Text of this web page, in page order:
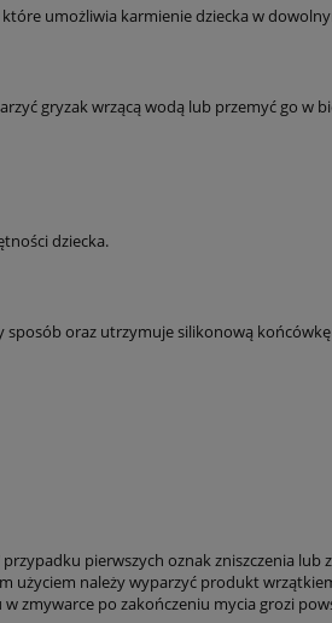
umożliwia karmienie dziecka w
gryzak wrzącą wodą lub przemyć go w
dziecka.
oraz utrzymuje silikonową
pierwszych oznak zniszczenia lub
użyciem należy wyparzyć produkt
zmywarce po zakończeniu mycia grozi